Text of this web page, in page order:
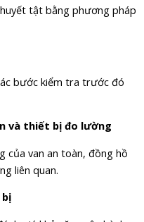
tật bằng phương pháp
bước kiểm tra trước đó
và thiết bị đo lường
của van an toàn, đồng hồ
liên quan.